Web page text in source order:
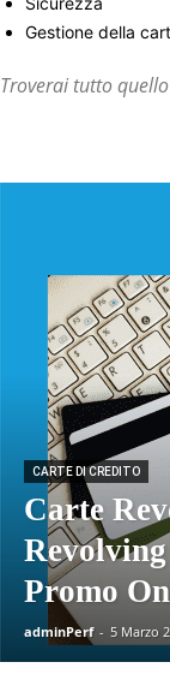
Gestione della
Troverai tutto quello
CARTE DI CREDITO
Carte
Promo
adminPerf - 5 Marzo